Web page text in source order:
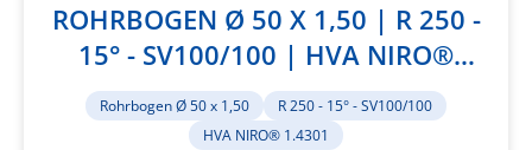
ROHRBOGEN Ø 50 X 1,50 | R 250 -
15° - SV100/100 | HVA NIRO®
1.4301
Rohrbogen Ø 50 x 1,50
R 250 - 15° - SV100/100
HVA NIRO® 1.4301